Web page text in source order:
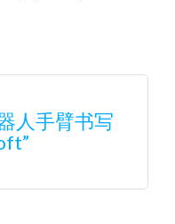
人手臂书写